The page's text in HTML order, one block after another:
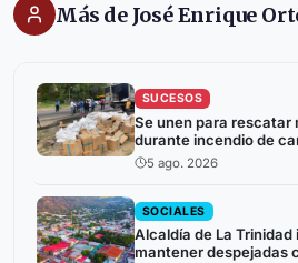
Más de José Enrique
SUCESOS
Se unen para rescatar
durante incendio de
5 ago. 2026
SOCIALES
Alcaldía de La
mantener despejadas